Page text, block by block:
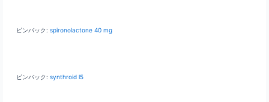
ピンバック: spironolactone 40 mg
ピンバック: synthroid l5